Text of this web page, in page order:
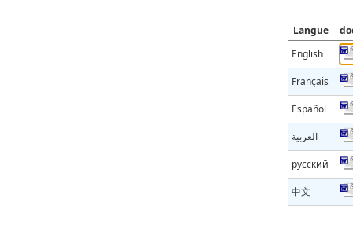
Langue
English
Français
Español
العربية
русский
中文